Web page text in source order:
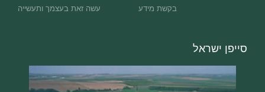
בקשת מידע
עשה זאת בעצמך ותעשייה
סייפן ישראל